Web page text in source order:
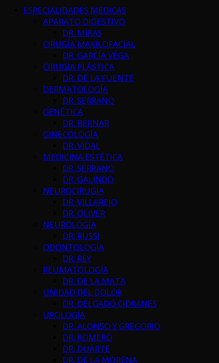
ESPECIALIDADES MÉDICAS
APARATO DIGESTIVO
DR. MIRAS
CIRUGÍA MAXILOFACIAL
DR. GARCÍA VEGA
CIRUGÍA PLÁSTICA
DR. DE LA FUENTE
DERMATOLOGÍA
DR. SERRANO
GENÉTICA
DR. BERNAR
GINECOLOGÍA
DR. VIDAL
MEDICINA ESTÉTICA
DR. SERRANO
DR. GALINDO
NEUROCIRUGÍA
DR. VILLAREJO
DR. OLIVER
NEUROLOGÍA
DR. RUSSI
ODONTOLOGÍA
DR. REY
REUMATOLOGÍA
DR. DE LA MATA
UNIDAD DEL DOLOR
DR. DELGADO CIDRANES
UROLOGÍA
DR. ALONSO Y GREGORIO
DR. ROMERO
DR. DUARTE
DR. DE LA MORENA